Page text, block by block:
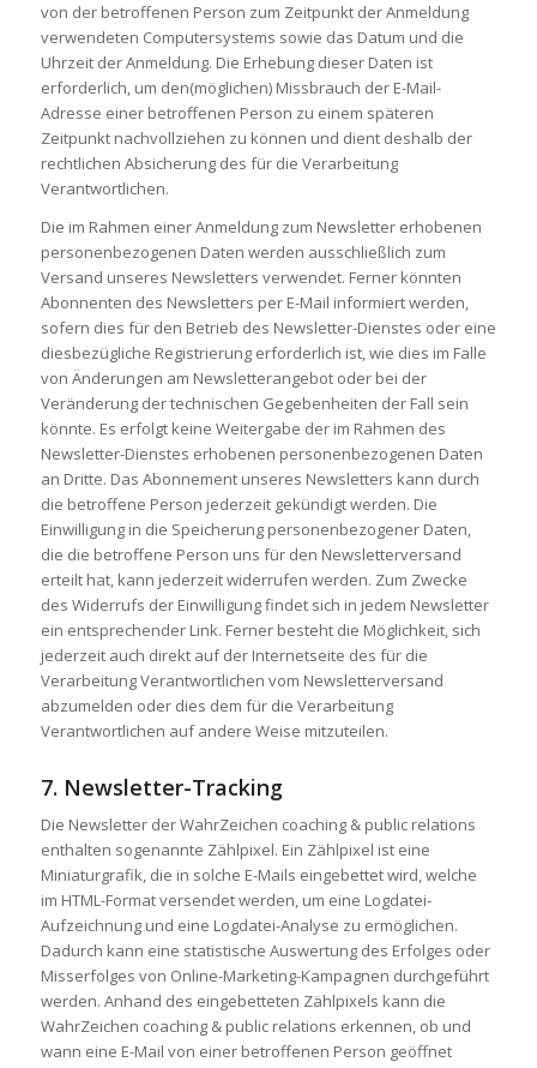
von der betroffenen Person zum Zeitpunkt der Anmeldung
verwendeten Computersystems sowie das Datum und die
Uhrzeit der Anmeldung. Die Erhebung dieser Daten ist
erforderlich, um den(möglichen) Missbrauch der E-Mail-
Adresse einer betroffenen Person zu einem späteren
Zeitpunkt nachvollziehen zu können und dient deshalb der
rechtlichen Absicherung des für die Verarbeitung
Verantwortlichen.
Die im Rahmen einer Anmeldung zum Newsletter erhobenen
personenbezogenen Daten werden ausschließlich zum
Versand unseres Newsletters verwendet. Ferner könnten
Abonnenten des Newsletters per E-Mail informiert werden,
sofern dies für den Betrieb des Newsletter-Dienstes oder eine
diesbezügliche Registrierung erforderlich ist, wie dies im Falle
von Änderungen am Newsletterangebot oder bei der
Veränderung der technischen Gegebenheiten der Fall sein
könnte. Es erfolgt keine Weitergabe der im Rahmen des
Newsletter-Dienstes erhobenen personenbezogenen Daten
an Dritte. Das Abonnement unseres Newsletters kann durch
die betroffene Person jederzeit gekündigt werden. Die
Einwilligung in die Speicherung personenbezogener Daten,
die die betroffene Person uns für den Newsletterversand
erteilt hat, kann jederzeit widerrufen werden. Zum Zwecke
des Widerrufs der Einwilligung findet sich in jedem Newsletter
ein entsprechender Link. Ferner besteht die Möglichkeit, sich
jederzeit auch direkt auf der Internetseite des für die
Verarbeitung Verantwortlichen vom Newsletterversand
abzumelden oder dies dem für die Verarbeitung
Verantwortlichen auf andere Weise mitzuteilen.
7. Newsletter-Tracking
Die Newsletter der WahrZeichen coaching & public relations
enthalten sogenannte Zählpixel. Ein Zählpixel ist eine
Miniaturgrafik, die in solche E-Mails eingebettet wird, welche
im HTML-Format versendet werden, um eine Logdatei-
Aufzeichnung und eine Logdatei-Analyse zu ermöglichen.
Dadurch kann eine statistische Auswertung des Erfolges oder
Misserfolges von Online-Marketing-Kampagnen durchgeführt
werden. Anhand des eingebetteten Zählpixels kann die
WahrZeichen coaching & public relations erkennen, ob und
wann eine E-Mail von einer betroffenen Person geöffnet